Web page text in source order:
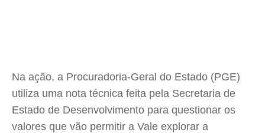
Na ação, a Procuradoria-Geral do Estado (PGE)
utiliza uma nota técnica feita pela Secretaria de
Estado de Desenvolvimento para questionar os
valores que vão permitir a Vale explorar a